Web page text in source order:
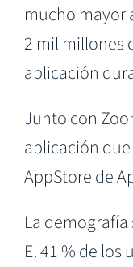
mucho mayor
2 mil millones
aplicación
Junto con
aplicación
AppStore de
La
El 41 % de los